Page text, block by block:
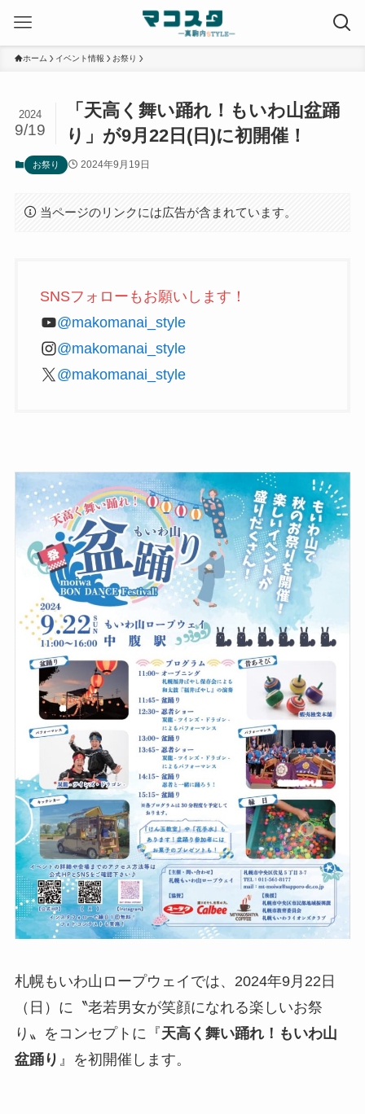
ホーム イベント情報 お祭り
「天高く舞い踊れ！もいわ山盆踊
り」が9月22日(日)に初開催！
2024
9/19
お祭り 2024年9月19日
当ページのリンクには広告が含まれています。
SNSフォローもお願いします！
@makomanai_style
@makomanai_style
@makomanai_style
札幌もいわ山ロープウェイでは、2024年9月22日
（日）に〝老若男女が笑顔になれる楽しいお祭
り〟をコンセプトに『天高く舞い踊れ！もいわ山
盆踊り 』を初開催します。